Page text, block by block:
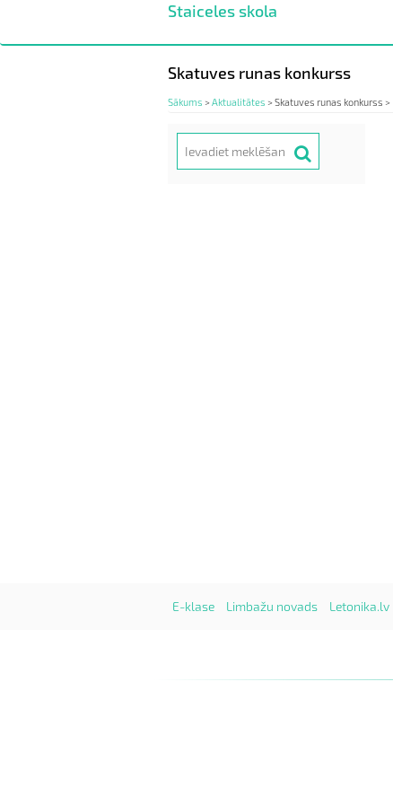
galveno
Staiceles skola
Skatuves runas konkurss
Sākums >Aktualitātes >Skatuves runas konkurss >
Search
E-klase Limbažu novads Letonika.lv